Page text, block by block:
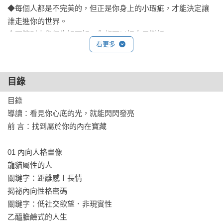
◆每個人都是不完美的，但正是你身上的小瑕疵，才能決定讓
誰走進你的世界。
◆不管別人覺得你好不好，你都可以把自己變好。
◆話少，不代表話的分量輕；不愛表現自我，也不代表就該被
忽視。
◆職場上要學會內向式表達，修煉氣場，用最簡潔的語言，表
達最全面訊息。
◆面對自我懷疑：好壞都是生活的一部分，活著不是為了完
美，而是活出真實的自我。
◆無法拒絕他人：可以被動社交，但一定要主動選擇和誰交
往。任何消耗你的人，多看一眼都你的不對。
◆遭遇人生的難熬時光：生活很渣，沒有人能可以避免它出
軌，找到讓你舒服的小事，不用急著好起來。
看更多
目錄
目錄
導讀：看見你心底的光，就能閃閃發亮
前 言：找到屬於你的內在寶藏
01 內向人格畫像
龍貓屬性的人
關鍵字：距離感〡長情
揭祕內向性格密碼
關鍵字：低社交欲望．非現實性
乙醯膽鹼式的人生